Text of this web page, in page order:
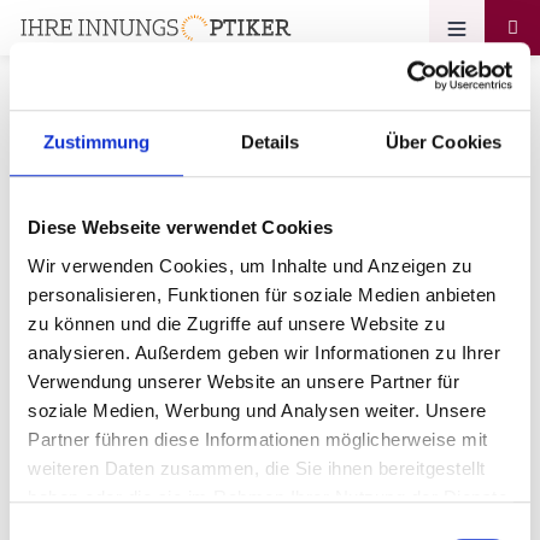
Zustimmung Details Über Cookies
Diese Webseite verwendet Cookies
Wir verwenden Cookies, um Inhalte und Anzeigen zu
personalisieren, Funktionen für soziale Medien anbieten
zu können und die Zugriffe auf unsere Website zu
analysieren. Außerdem geben wir Informationen zu Ihrer
Verwendung unserer Website an unsere Partner für
soziale Medien, Werbung und Analysen weiter. Unsere
Partner führen diese Informationen möglicherweise mit
weiteren Daten zusammen, die Sie ihnen bereitgestellt
haben oder die sie im Rahmen Ihrer Nutzung der Dienste
Passwort vergessen
Ihre E-Mail-Adresse
Zurück zum login